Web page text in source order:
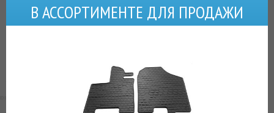
В АССОРТИМЕНТЕ ДЛЯ ПРОДАЖИ